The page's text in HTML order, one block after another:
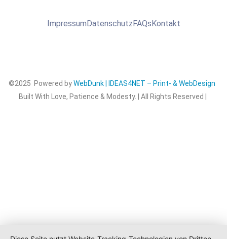
ImpressumDatenschutzFAQsKontakt
©2025 Powered byWebDunk | IDEAS4NET – Print- & WebDesign
Built With Love, Patience & Modesty. | All Rights Reserved |